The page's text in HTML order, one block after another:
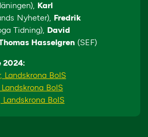
Karl
Nyheter), Fredrik
Tidning), David
Hasselgren (SEF)
2024:
Landskrona BoIS
BoIS
Landskrona BoIS